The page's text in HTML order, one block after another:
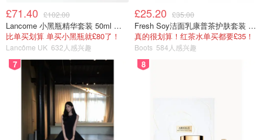
£71.40 £102.00
Lancome 小黑瓶精华套装 50ml 价值£162
比单买划算 单买小黑瓶就£80了！
Lancôme UK 632人感兴趣
£25.20 £35.00
Fresh Soy洁面乳康普茶护肤套装 100ml
真的很划算！红茶水单买都要£35！
Boots 584人感兴趣
7 8